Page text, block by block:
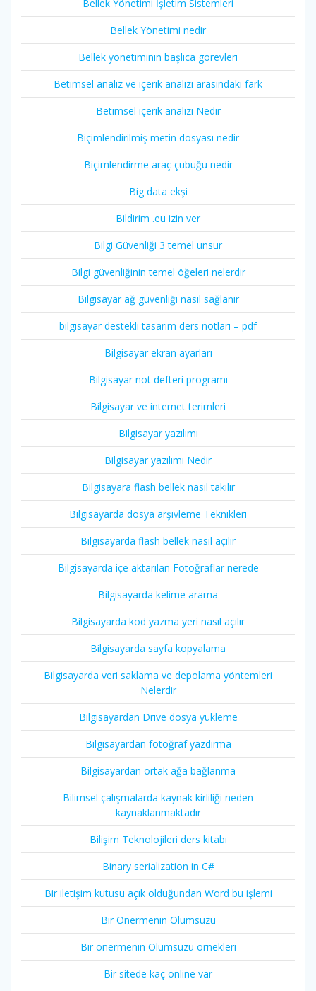
Bellek Yönetimi İşletim Sistemleri
Bellek Yönetimi nedir
Bellek yönetiminin başlıca görevleri
Betimsel analiz ve içerik analizi arasındaki fark
Betimsel içerik analizi Nedir
Biçimlendirilmiş metin dosyası nedir
Biçimlendirme araç çubuğu nedir
Big data ekşi
Bildirim .eu izin ver
Bilgi Güvenliği 3 temel unsur
Bilgi güvenliğinin temel öğeleri nelerdir
Bilgisayar ağ güvenliği nasıl sağlanır
bilgisayar destekli tasarim ders notları – pdf
Bilgisayar ekran ayarları
Bilgisayar not defteri programı
Bilgisayar ve internet terimleri
Bilgisayar yazılımı
Bilgisayar yazılımı Nedir
Bilgisayara flash bellek nasıl takılır
Bilgisayarda dosya arşivleme Teknikleri
Bilgisayarda flash bellek nasıl açılır
Bilgisayarda içe aktarılan Fotoğraflar nerede
Bilgisayarda kelime arama
Bilgisayarda kod yazma yeri nasıl açılır
Bilgisayarda sayfa kopyalama
Bilgisayarda veri saklama ve depolama yöntemleri
Nelerdir
Bilgisayardan Drive dosya yükleme
Bilgisayardan fotoğraf yazdırma
Bilgisayardan ortak ağa bağlanma
Bilimsel çalışmalarda kaynak kirliliği neden
kaynaklanmaktadır
Bilişim Teknolojileri ders kitabı
Binary serialization in C#
Bir iletişim kutusu açık olduğundan Word bu işlemi
Bir Önermenin Olumsuzu
Bir önermenin Olumsuzu örnekleri
Bir sitede kaç online var